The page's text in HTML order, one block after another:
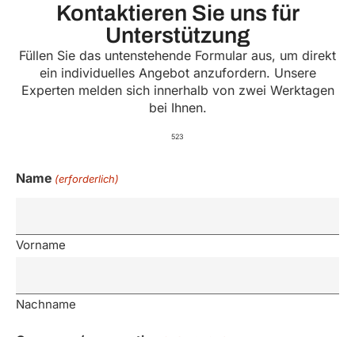
Kontaktieren Sie uns für
Unterstützung
Füllen Sie das untenstehende Formular aus, um direkt
ein individuelles Angebot anzufordern. Unsere
Experten melden sich innerhalb von zwei Werktagen
bei Ihnen.
523
Name (erforderlich)
Vorname
Nachname